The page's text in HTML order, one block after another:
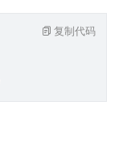
复制代码